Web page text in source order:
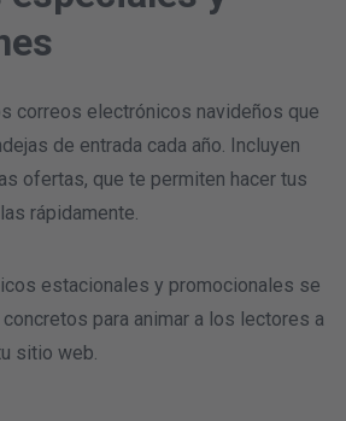
correos electrónicos navideños que
de entrada cada año. Incluyen
ofertas, que te permiten hacer tus
rápidamente.
estacionales y promocionales se
para animar a los lectores a
sitio web.